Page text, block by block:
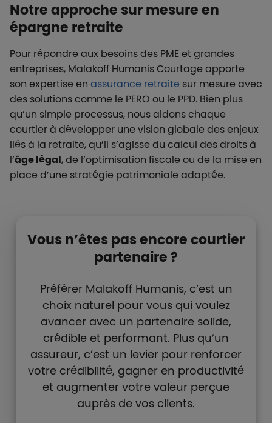
Notre approche sur mesure en
épargne retraite
Pour répondre aux besoins des PME et grandes
entreprises, Malakoff Humanis Courtage apporte
son expertise en assurance retraite sur mesure avec
des solutions comme le PERO ou le PPD. Bien plus
qu’un simple processus, nous aidons chaque
courtier à développer une vision globale des enjeux
liés à la retraite, qu’il s’agisse du calcul des droits à
l’âge légal, de l’optimisation fiscale ou de la mise en
place d’une stratégie patrimoniale adaptée.
Vous n’êtes pas encore courtier
partenaire ?
Préférer Malakoff Humanis, c’est un
choix naturel pour vous qui voulez
avancer avec un partenaire solide,
crédible et performant. Plus qu’un
assureur, c’est un levier pour renforcer
votre crédibilité, gagner en productivité
et augmenter votre valeur perçue
auprès de vos clients.